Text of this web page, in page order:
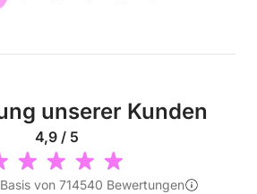
unserer Kunden
4,9 / 5
von 714540 Bewertungen